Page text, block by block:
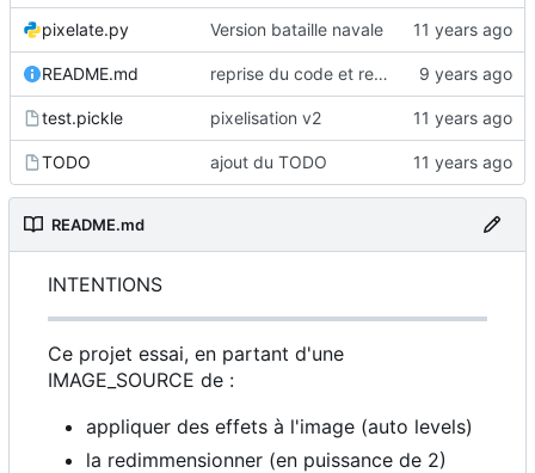
pixelate.py Version bataille navale
README.md reprise du code et renommages
test.pickle pixelisation v2
TODO ajout du TODO
README.md
INTENTIONS
Ce projet essai, en partant d'une
IMAGE_SOURCE de :
appliquer des effets à l'image (auto levels)
la redimmensionner (en puissance de 2)